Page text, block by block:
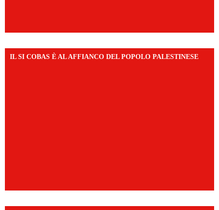
IL SI COBAS È AL AFFIANCO DEL POPOLO PALESTINESE